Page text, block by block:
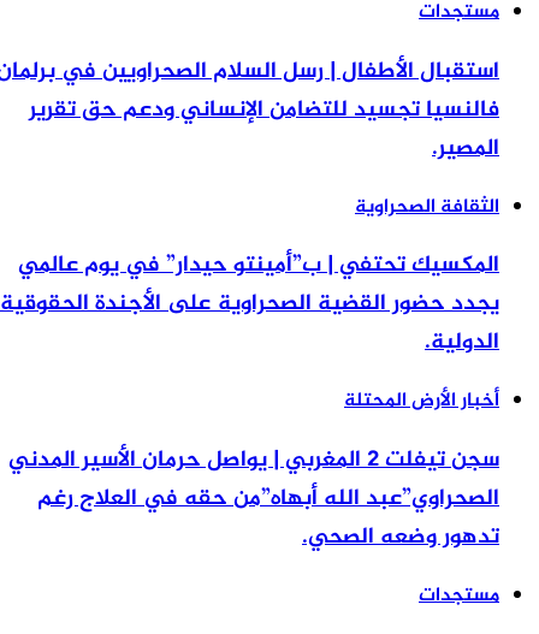
مستجدات
استقبال الأطفال | رسل السلام الصحراويين في برلمان
فالنسيا تجسيد للتضامن الإنساني ودعم حق تقرير
المصير.
الثقافة الصحراوية
المكسيك تحتفي | ب”أمينتو حيدار” في يوم عالمي
يجدد حضور القضية الصحراوية على الأجندة الحقوقية
الدولية.
أخبار الأرض المحتلة
سجن تيفلت 2 المغربي | يواصل حرمان الأسير المدني
الصحراوي”عبد الله أبهاه”من حقه في العلاج رغم
تدهور وضعه الصحي.
مستجدات